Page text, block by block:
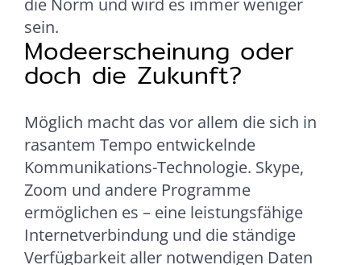
sein.
Modeerscheinung oder
doch die Zukunft?
Möglich macht das vor allem die sich in
rasantem Tempo entwickelnde
Kommunikations-Technologie. Skype,
Zoom und andere Programme
ermöglichen es – eine leistungsfähige
Internetverbindung und die ständige
Verfügbarkeit aller notwendigen Daten